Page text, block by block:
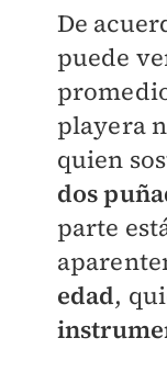
De
puede
playera
quien
dos
parte
edad,